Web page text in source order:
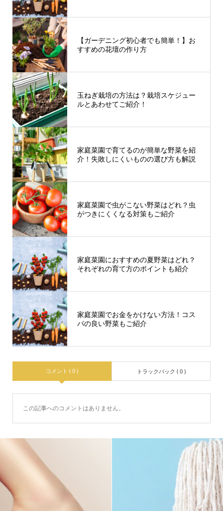
【ガーデニング初心者でも簡単！】お
すすめの花壇の作り方
玉ねぎ栽培の方法は？栽培スケジュー
ルとあわせてご紹介！
家庭菜園で育てるのが簡単な野菜を紹
介！失敗しにくいものの選び方も解説
家庭菜園で虫がこない野菜はどれ？虫
がつきにくくなる対策もご紹介
家庭菜園におすすめの夏野菜はどれ？
それぞれの育て方のポイントも紹介
家庭菜園でお金をかけない方法！コス
パの良い野菜もご紹介
コメント ( 0 ) トラックバック ( 0 )
この記事へのコメントはありません。